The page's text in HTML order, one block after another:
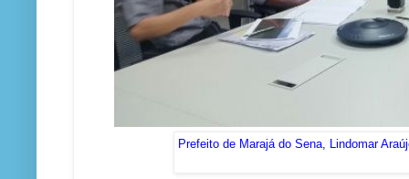
Prefeito de Marajá do Sena, Lindomar